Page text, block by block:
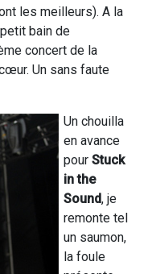
les meilleurs). A la
bain de
concert de la
Un sans faute
Un chouilla
en avance
pour Stuck
in the
Sound, je
remonte tel
un saumon,
la foule